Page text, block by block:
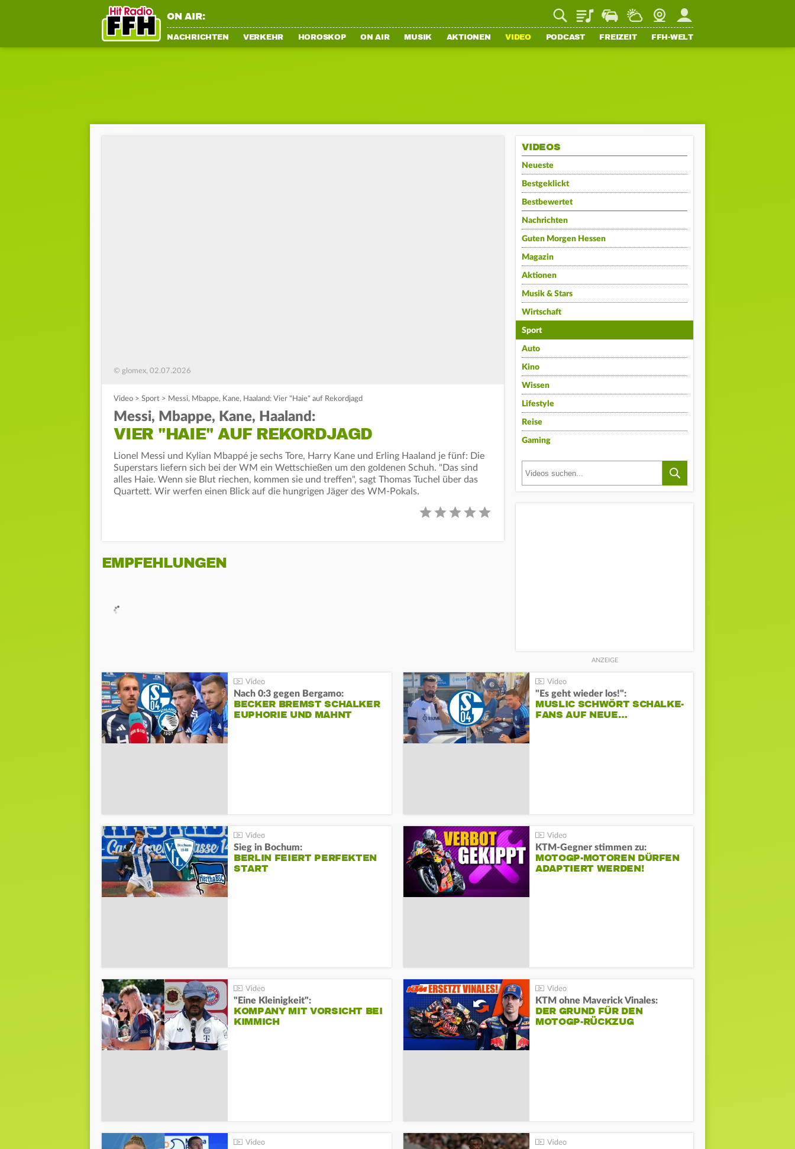
ON AIR: PlaylistStaupilotWetterWebcamMein FFH
NACHRICHTEN VERKEHR HOROSKOP ON AIR MUSIK AKTIONEN VIDEO PODCAST FREIZEIT FFH-WELT
© glomex, 02.07.2026
Video > Sport > Messi, Mbappe, Kane, Haaland: Vier "Haie" auf Rekordjagd
Messi, Mbappe, Kane, Haaland:
VIER "HAIE" AUF REKORDJAGD
Lionel Messi und Kylian Mbappé je sechs Tore, Harry Kane und Erling Haaland je fünf: Die
Superstars liefern sich bei der WM ein Wettschießen um den goldenen Schuh. "Das sind
alles Haie. Wenn sie Blut riechen, kommen sie und treffen", sagt Thomas Tuchel über das
Quartett. Wir werfen einen Blick auf die hungrigen Jäger des WM-Pokals.
EMPFEHLUNGEN
VIDEOS
Neueste
Bestgeklickt
Bestbewertet
Nachrichten
Guten Morgen Hessen
Magazin
Aktionen
Musik & Stars
Wirtschaft
Sport
Auto
Kino
Wissen
Lifestyle
Reise
Gaming
Nach 0:3 gegen Bergamo:
BECKER BREMST SCHALKER
EUPHORIE UND MAHNT
"Es geht wieder los!":
MUSLIC SCHWÖRT SCHALKE-
FANS AUF NEUE…
Sieg in Bochum:
BERLIN FEIERT PERFEKTEN
START
KTM-Gegner stimmen zu:
MOTOGP-MOTOREN DÜRFEN
ADAPTIERT WERDEN!
"Eine Kleinigkeit":
KOMPANY MIT VORSICHT BEI
KIMMICH
KTM ohne Maverick Vinales:
DER GRUND FÜR DEN
MOTOGP-RÜCKZUG